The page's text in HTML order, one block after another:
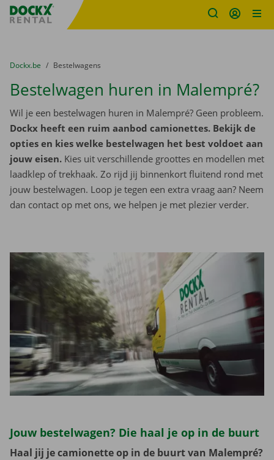
Fratello DEMO
U bevindt zich hier:
van
Dockx.be naar
Bestelwagens
Bestelwagen huren in Malempré?
Wil je een bestelwagen huren in Malempré? Geen probleem.
Dockx heeft een ruim aanbod camionettes. Bekijk de
opties en kies welke bestelwagen het best voldoet aan
jouw eisen. Kies uit verschillende groottes en modellen met
laadklep of trekhaak. Zo rijd jij binnenkort fluitend rond met
jouw bestelwagen. Loop je tegen een extra vraag aan? Neem
dan contact op met ons, we helpen je met plezier verder.
Jouw bestelwagen? Die haal je op in de buurt
Haal jij je camionette op in de buurt van Malempré?